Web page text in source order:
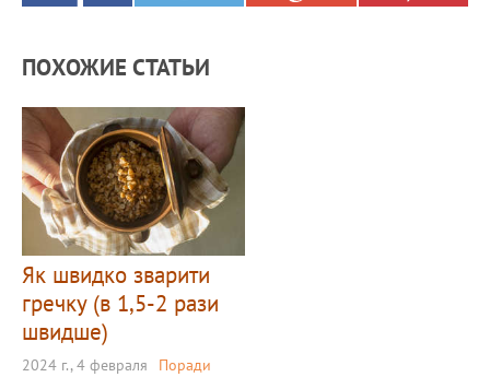
ПОХОЖИЕ СТАТЬИ
Як швидко зварити
гречку (в 1,5-2 рази
швидше)
2024 г., 4 февраля Поради